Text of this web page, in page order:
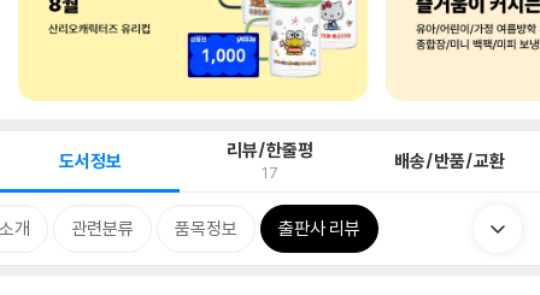
도서정보 리뷰/한줄평
17 배송/반품/교환
개 관련분류 품목정보 출판사 리뷰